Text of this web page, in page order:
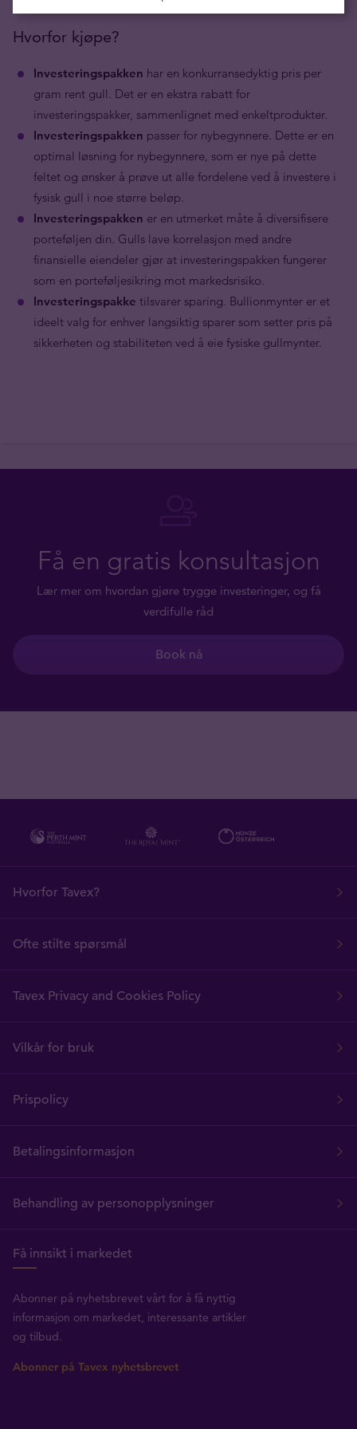
Hvorfor kjøpe?
Investeringspakken har en konkurransedyktig pris per
gram rent gull. Det er en ekstra rabatt for
investeringspakker, sammenlignet med enkeltprodukter.
Investeringspakken passer for nybegynnere. Dette er en
optimal løsning for nybegynnere, som er nye på dette
feltet og ønsker å prøve ut alle fordelene ved å investere i
fysisk gull i noe større beløp.
Investeringspakken er en utmerket måte å diversifisere
porteføljen din. Gulls lave korrelasjon med andre
finansielle eiendeler gjør at investeringspakken fungerer
som en porteføljesikring mot markedsrisiko.
Investeringspakke tilsvarer sparing. Bullionmynter er et
ideelt valg for enhver langsiktig sparer som setter pris på
sikkerheten og stabiliteten ved å eie fysiske gullmynter.
Få en gratis konsultasjon
Lær mer om hvordan gjøre trygge investeringer, og få
verdifulle råd
Book nå
Hvorfor Tavex?
Ofte stilte spørsmål
Tavex Privacy and Cookies Policy
Vilkår for bruk
Prispolicy
Betalingsinformasjon
Behandling av personopplysninger
Få innsikt i markedet
Abonner på nyhetsbrevet vårt for å få nyttig
informasjon om markedet, interessante artikler
og tilbud.
Abonner på Tavex nyhetsbrevet